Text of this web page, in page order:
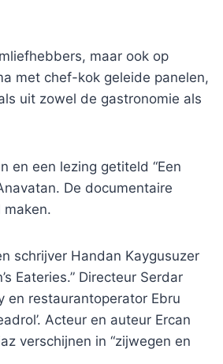
maar ook op
met chef-kok geleide panelen,
uit zowel de gastronomie als
en een lezing getiteld “Een
De documentaire
maken.
schrijver Handan Kaygusuzer
Eateries.” Directeur Serdar
en restaurantoperator Ebru
Acteur en auteur Ercan
verschijnen in “zijwegen en